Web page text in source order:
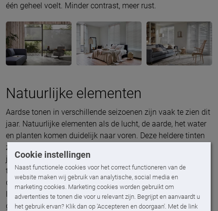
Cookie instellingen
Naast functionele cookies voor het correct functioneren van de
website maken wij gebruik van analytische, social media en
marketing cookies. Marketing cookies worden gebruikt om
advertenties te tonen die voor u relevant zijn. Begrijpt en aanvaardt u
het gebruik ervan? Klik dan op 'Accepteren en doorgaan'. Met de link
één geheel voelt. Minder contrast, meer rust.
Natuurlijke elementen
Aardse tonen in verschillende seizoenen zijn vaak te zien dit
jaar. Natuurlijke elementen als de lucht, de aarde, het water
en planten komen duidelijk naar voren. Deze heldere tinten
zijn gemakkelijk te combineren met de rest van de kleuren in
je woning. Je hoeft daarom ook niet al te veel aanpassingen
te doen om je huis een upgrade te geven. De kleuren die bij
deze natuurlijke elementen passen zijn lichtgroen, lichtgrijs,
lichtbruin, wat harder grijs en een roestkleur. Met een klein
gebaar maak je een groots effect!